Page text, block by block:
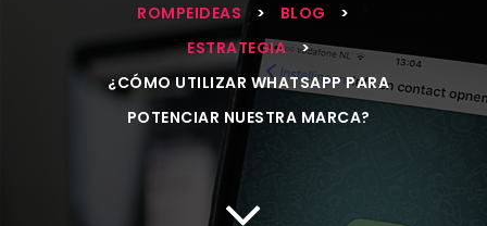
ROMPEIDEAS > BLOG
>
ESTRATEGIA >
¿CÓMO UTILIZAR WHATSAPP PARA
POTENCIAR NUESTRA MARCA?